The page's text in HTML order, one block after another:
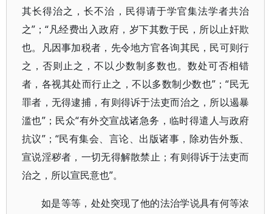
其长得治之，长不治，民得请于学官集法学者共治
之”；“凡经费出入政府，岁下其数于民，所以止奸欺
也。凡因事加税者，先令地方官各询其民，民可则行
之，否则止之，不以少数制多数也。数处可否相错
者，各视其处而行止之，不以多数制少数也”；“民无
罪者，无得逮捕，有则得诉于法吏而治之，所以遏暴
滥也”；民众“有外交宣战诸急务，临时得遣人与政府
抗议”；“民有集会、言论、出版诸事，除劝告外叛、
宣说淫秽者，一切无得解散禁止；有则得诉于法吏而
治之，所以宣民意也”。
如是等等，处处突现了他的法治学说具有何等浓